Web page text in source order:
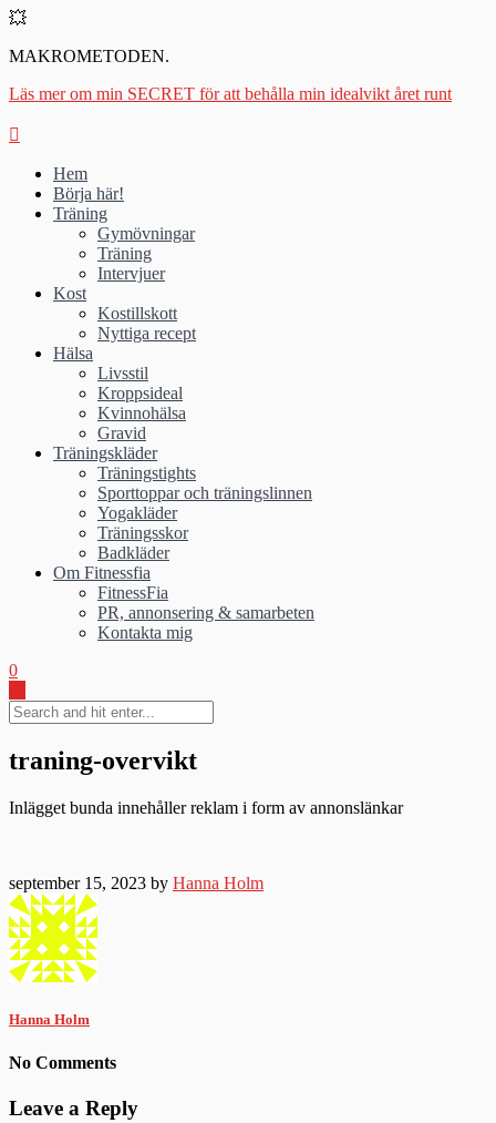
💥
MAKROMETODEN.
Läs mer om min SECRET för att behålla min idealvikt året runt
Hem
Börja här!
Träning
Gymövningar
Träning
Intervjuer
Kost
Kostillskott
Nyttiga recept
Hälsa
Livsstil
Kroppsideal
Kvinnohälsa
Gravid
Träningskläder
Träningstights
Sporttoppar och träningslinnen
Yogakläder
Träningsskor
Badkläder
Om Fitnessfia
FitnessFia
PR, annonsering & samarbeten
Kontakta mig
0
traning-overvikt
Inlägget bunda innehåller reklam i form av annonslänkar
september 15, 2023 by Hanna Holm
Hanna Holm
No Comments
Leave a Reply